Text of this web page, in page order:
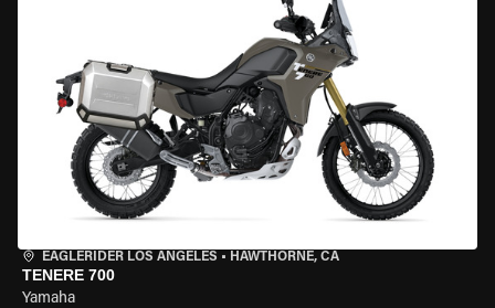
EAGLERIDER LOS ANGELES • HAWTHORNE, CA
TENERE 700
Yamaha